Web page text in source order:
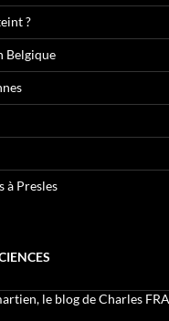
?
Belgique
à Presles
le blog de Charles